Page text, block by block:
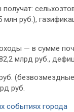
руб.),
— в сумме
млрд руб.,
руб.
событиях города